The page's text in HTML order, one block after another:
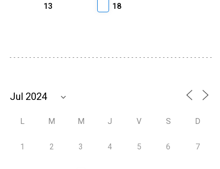
13
18
L M M J V S D
1 2 3 4 5 6 7